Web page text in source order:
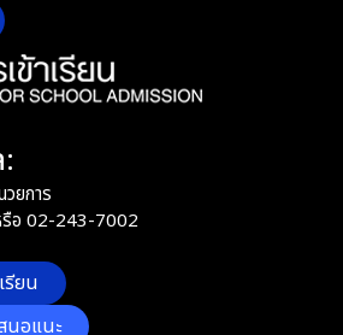
ยการ
อ 02-243-7002
รียน
นอแนะ